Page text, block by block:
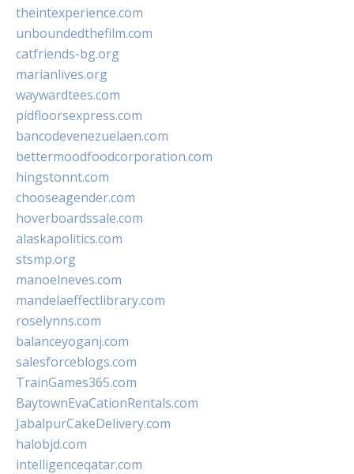
theintexperience.com
unboundedthefilm.com
catfriends-bg.org
marianlives.org
waywardtees.com
pidfloorsexpress.com
bancodevenezuelaen.com
bettermoodfoodcorporation.com
hingstonnt.com
chooseagender.com
hoverboardssale.com
alaskapolitics.com
stsmp.org
manoelneves.com
mandelaeffectlibrary.com
roselynns.com
balanceyoganj.com
salesforceblogs.com
TrainGames365.com
BaytownEvaCationRentals.com
JabalpurCakeDelivery.com
halobjd.com
intelligenceqatar.com